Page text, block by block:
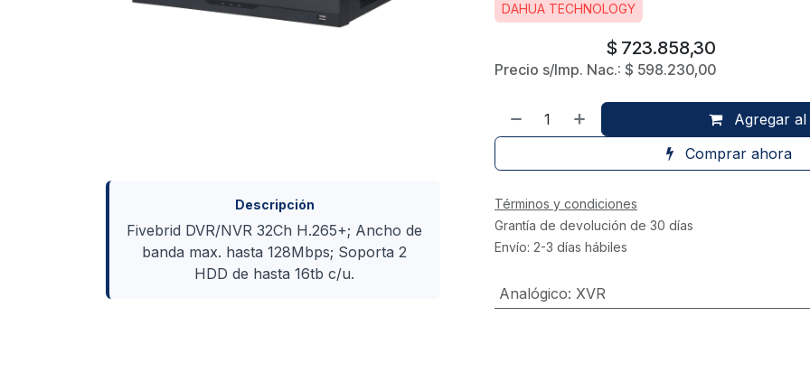
Descripción
Fivebrid DVR/NVR 32Ch H.265+; Ancho de
banda max. hasta 128Mbps; Soporta 2
HDD de hasta 16tb c/u.
DAHUA TECHNOLOGY
$ 723.858,30
Precio s/Imp. Nac.: $ 598.230,00
Agregar
Comprar ahora
Términos y condiciones
Grantía de devolución de 30 días
Envío: 2-3 días hábiles
Analógico: XVR